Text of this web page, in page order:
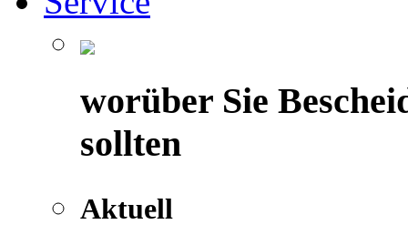
worüber Sie
sollten
Aktuell